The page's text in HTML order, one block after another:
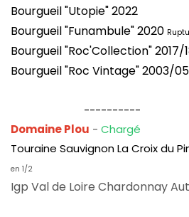
Bourgueil "Utopie" 2022
Bourgueil "Funambule" 2020
Bourgueil "Roc'Collection" 2017/
Bourgueil "Roc Vintage" 2003/05
----------
Domaine Plou - Chargé
Touraine Sauvignon La Croix du
en 1/2
Igp Val de Loire Chardonnay